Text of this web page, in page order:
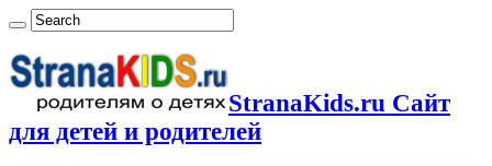
StranaKids.ru Сайт
для детей и родителей